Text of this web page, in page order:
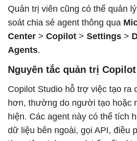
Quản trị viên cũng có thể quản
soát chia sẻ agent thông qua
Center > Copilot > Settings >
Agents.
Nguyên tắc quản trị
Copilot Studio hỗ trợ việc tạo ra
hơn, thường do người tạo hoặc
hiện. Các agent này có thể tích
dữ liệu bên ngoài, gọi API, điều